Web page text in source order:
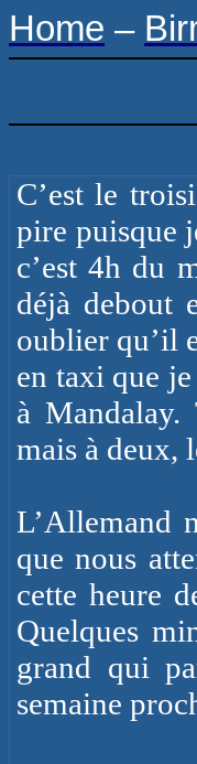
Home –
C’est le
pire puisque
c’est 4h du
déjà debout
oublier qu’il
en taxi que
à
mais à deux,
L’Allemand
que nous
cette heure
Quelques
grand qui
semaine